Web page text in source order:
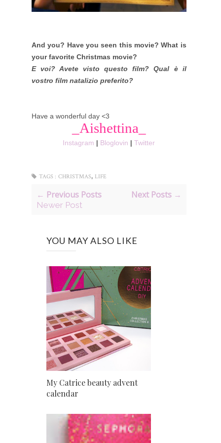
And you? Have you seen this movie? What is
your favorite Christmas movie?
E voi? Avete visto questo film? Qual è il
vostro film natalizio preferito?
Have a wonderful day <3
_Aishettina_
Instagram | Bloglovin |Twitter
TAGS : CHRISTMAS, LIFE
← Previous Posts
Newer Post
Next Posts →
YOU MAY ALSO LIKE
My Catrice beauty advent
calendar